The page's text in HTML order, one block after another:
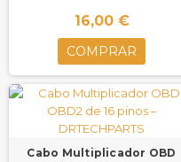
16,00 €
COMPRAR
Cabo Multiplicador OBD